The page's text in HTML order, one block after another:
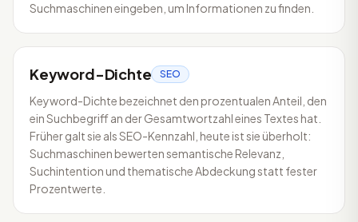
Suchmaschinen eingeben, um Informationen zu finden.
Keyword-Dichte SEO
Keyword-Dichte bezeichnet den prozentualen Anteil, den
ein Suchbegriff an der Gesamtwortzahl eines Textes hat.
Früher galt sie als SEO-Kennzahl, heute ist sie überholt:
Suchmaschinen bewerten semantische Relevanz,
Suchintention und thematische Abdeckung statt fester
Prozentwerte.